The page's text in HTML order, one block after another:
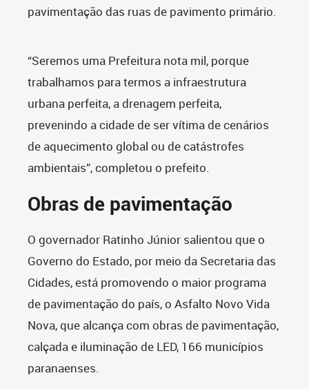
pavimentação das ruas de pavimento primário.
“Seremos uma Prefeitura nota mil, porque
trabalhamos para termos a infraestrutura
urbana perfeita, a drenagem perfeita,
prevenindo a cidade de ser vítima de cenários
de aquecimento global ou de catástrofes
ambientais”, completou o prefeito.
Obras de pavimentação
O governador Ratinho Júnior salientou que o
Governo do Estado, por meio da Secretaria das
Cidades, está promovendo o maior programa
de pavimentação do país, o Asfalto Novo Vida
Nova, que alcança com obras de pavimentação,
calçada e iluminação de LED, 166 municípios
paranaenses.